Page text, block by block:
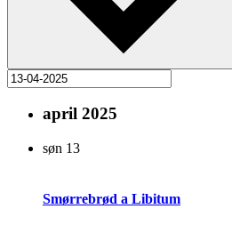
april 2025
søn 13
Smørrebrød a Libitum